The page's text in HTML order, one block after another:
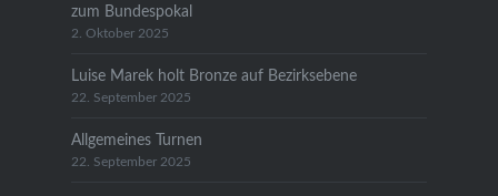
zum Bundespokal
2. Oktober 2025
Luise Marek holt Bronze auf Bezirksebene
22. September 2025
Allgemeines Turnen
22. September 2025